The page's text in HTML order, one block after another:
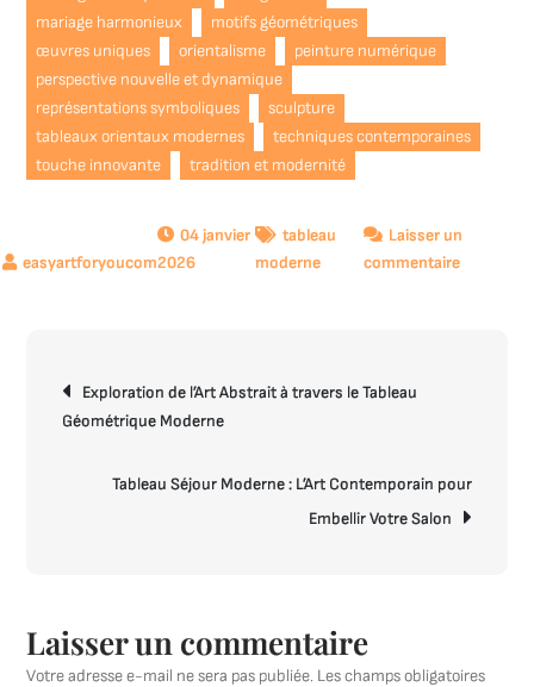
mariage harmonieux
motifs géométriques
œuvres uniques
orientalisme
peinture numérique
perspective nouvelle et dynamique
représentations symboliques
sculpture
tableaux orientaux modernes
techniques contemporaines
touche innovante
tradition et modernité
04 janvier
2026
tableau
moderne
Laisser un
commentairesur
et
de
l’article
Exploration de l’Art Abstrait à travers le Tableau
Géométrique Moderne
Tableau Séjour Moderne : L’Art Contemporain pour
Embellir Votre Salon
Laisser un commentaire
Votre adresse e-mail ne sera pas publiée. Les champs obligatoires